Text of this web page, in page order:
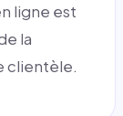
ligne est
la
clientèle.